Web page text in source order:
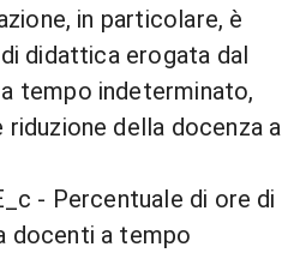
in particolare, è
didattica erogata dal
tempo indeterminato,
della docenza a
- Percentuale di ore di
docenti a tempo